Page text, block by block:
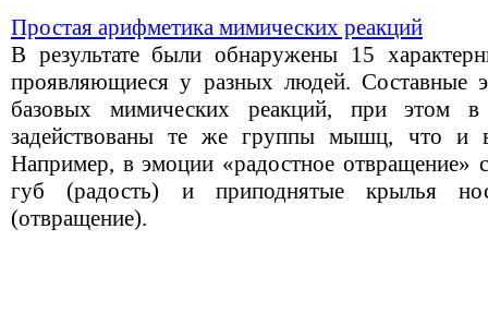
Простая арифметика мимических реакций
В результате были обнаружены 15
проявляющиеся у разных людей. Составные
базовых мимических реакций, при этом в
задействованы те же группы мышц, что и
Например, в эмоции «радостное отвращение»
губ (радость) и приподнятые крылья
(отвращение).